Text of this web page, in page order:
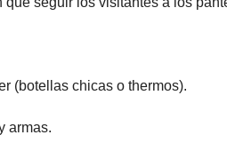
(botellas chicas o thermos).
armas.